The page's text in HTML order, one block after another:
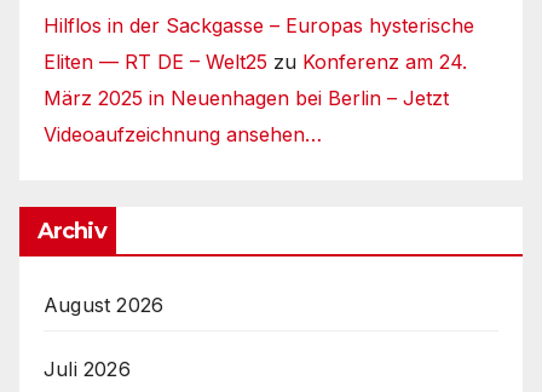
Hilflos in der Sackgasse – Europas hysterische
Eliten — RT DE – Welt25 zu Konferenz am 24.
März 2025 in Neuenhagen bei Berlin – Jetzt
Videoaufzeichnung ansehen…
Archiv
August 2026
Juli 2026